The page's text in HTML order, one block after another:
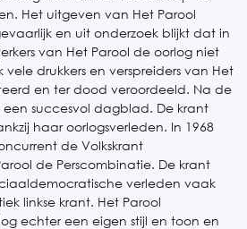
Het uitgeven van Het Parool
en uit onderzoek blijkt dat in
van Het Parool de oorlog niet
drukkers en verspreiders van Het
en ter dood veroordeeld. Na de
een succesvol dagblad. De krant
haar oorlogsverleden. In 1968
de Volkskrant
de Perscombinatie. De krant
verleden vaak
linkse krant. Het Parool
echter een eigen stijl en toon en